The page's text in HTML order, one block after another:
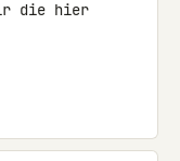
die hier